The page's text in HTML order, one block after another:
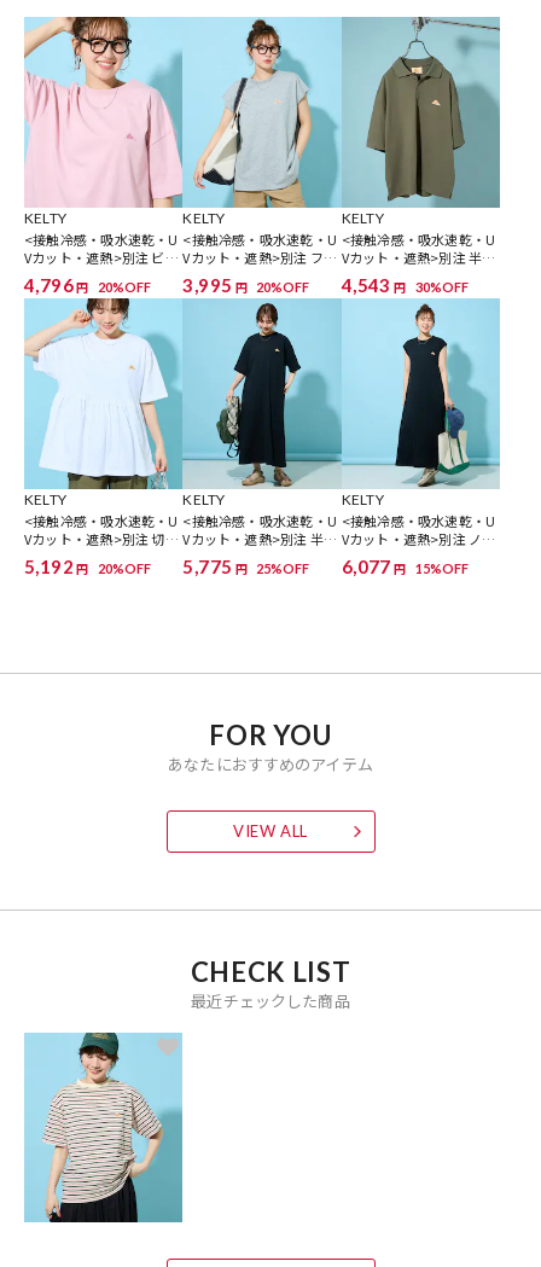
※「参考価格」とは、Daytona Parkにおける対象商品の通常販売（先
行予約・先行割引は含まれません）開始時点の価格です。
ブランド説明
【KELTY / ケルティ】
1953年に創業した老舗バックパックメーカー『KELTY（ケルテ
ィ）』。
60年代から70年代のバックパックの流行を一手に背負うほどの、バッ
クパックの代名詞的ブランドになりました。現在でもアメリカ軍のバ
ックパック製造の信頼性を保ち、伝統に裏付けられたしっかりした技
術を持ち続けています。
KELTY
<接触冷感・吸水速乾・U
Vカット・遮熱>別注 ビッ
グシルエット半袖Tシャツ
【限定展開】
4,796円 20%OFF
KELTY
<接触冷感・吸水速乾・U
Vカット・遮熱>別注 フレ
ンチスリーブTシャツ【限
定展開】
3,995 円 20%OFF
KELTY
<接触冷感・吸水速乾・U
Vカット・遮熱>別注 半袖
ポロシャツ【限定展開】
4,543 円 30%OFF
KELTY
<接触冷感・吸水速乾・U
Vカット・遮熱>別注 切り
替え半袖チュニック【限
定展開】
5,192 円 20%OFF
KELTY
<接触冷感・吸水速乾・U
Vカット・遮熱>別注 半袖
Tシャツワンピース【限定
展開】
5,775 円 25%OFF
KELTY
<接触冷感・吸水速乾・U
Vカット・遮熱>別注 ノー
スリーブフレアワンピー
ス【限定展開】
6,077 円 15%OFF
FOR YOU
あなたにおすすめのアイテム
VIEW ALL
CHECK LIST
最近チェックした商品